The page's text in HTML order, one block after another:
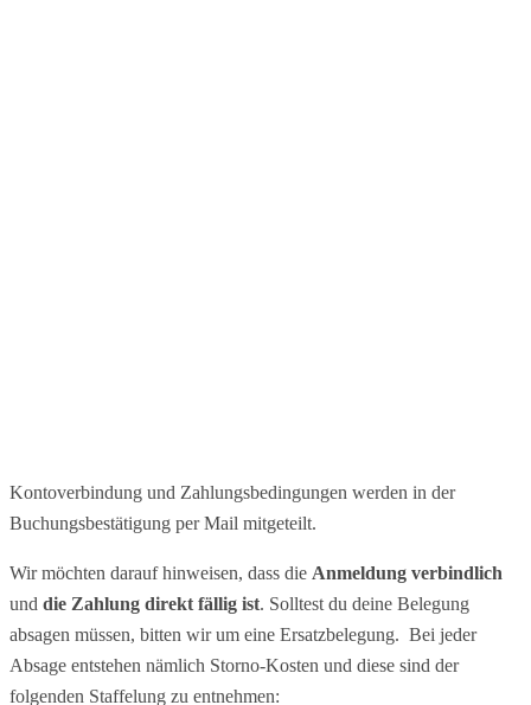
Kontoverbindung und Zahlungsbedingungen werden in der
Buchungsbestätigung per Mail mitgeteilt.
Wir möchten darauf hinweisen, dass die Anmeldung verbindlich
und die Zahlung direkt fällig ist. Solltest du deine Belegung
absagen müssen, bitten wir um eine Ersatzbelegung. Bei jeder
Absage entstehen nämlich Storno-Kosten und diese sind der
folgenden Staffelung zu entnehmen: